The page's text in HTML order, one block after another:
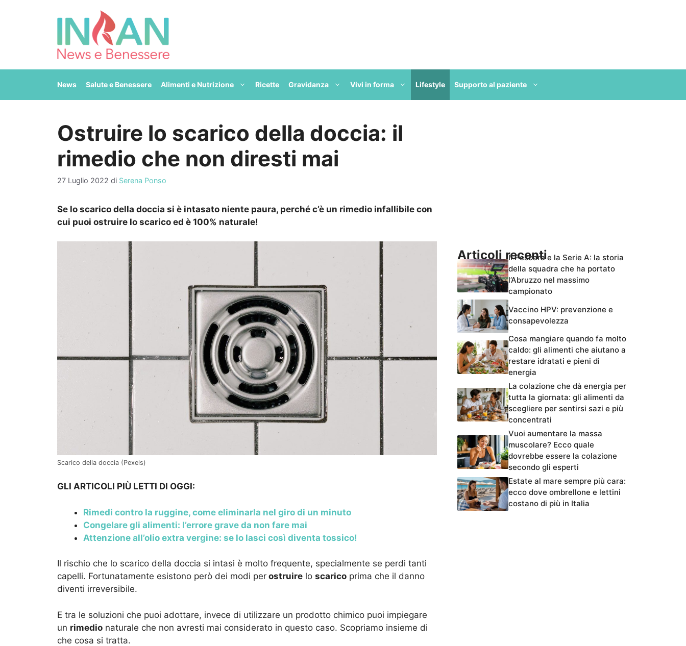
News Salute e Benessere Alimenti e Nutrizione Ricette Gravidanza Vivi in forma Lifestyle Supporto al paziente
Ostruire lo scarico della doccia: il
rimedio che non diresti mai
27 Luglio 2022 di Serena Ponso
Se lo scarico della doccia si è intasato niente paura, perché c’è un rimedio infallibile con
cui puoi ostruire lo scarico ed è 100% naturale!
Scarico della doccia (Pexels)
GLI ARTICOLI PIÙ LETTI DI OGGI:
Rimedi contro la ruggine, come eliminarla nel giro di un minuto
Congelare gli alimenti: l’errore grave da non fare mai
Attenzione all’olio extra vergine: se lo lasci così diventa tossico!
Il rischio che lo scarico della doccia si intasi è molto frequente, specialmente se perdi tanti
capelli. Fortunatamente esistono però dei modi per ostruire lo scarico prima che il danno
diventi irreversibile.
E tra le soluzioni che puoi adottare, invece di utilizzare un prodotto chimico puoi impiegare
un rimedio naturale che non avresti mai considerato in questo caso. Scopriamo insieme di
che cosa si tratta.
Articoli recentiIl Pescara e la Serie A: la storia
della squadra che ha portato
l’Abruzzo nel massimo
campionato
Vaccino HPV: prevenzione e
consapevolezza
Cosa mangiare quando fa molto
caldo: gli alimenti che aiutano a
restare idratati e pieni di
energia
La colazione che dà energia per
tutta la giornata: gli alimenti da
scegliere per sentirsi sazi e più
concentrati
Vuoi aumentare la massa
muscolare? Ecco quale
dovrebbe essere la colazione
secondo gli esperti
Estate al mare sempre più cara:
ecco dove ombrellone e lettini
costano di più in Italia